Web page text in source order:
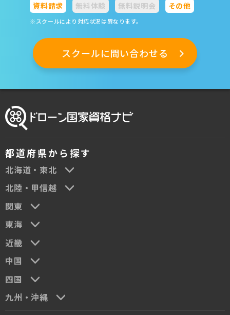
資料請求 無料体験 無料説明会 その他
※スクールにより対応状況は異なります。
都道府県から探す
北海道・東北
北陸・甲信越
関東
東海
近畿
中国
四国
九州・沖縄